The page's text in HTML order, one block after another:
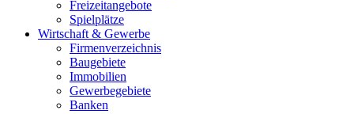
Freizeitangebote
Spielplätze
Wirtschaft & Gewerbe
Firmenverzeichnis
Baugebiete
Immobilien
Gewerbegebiete
Banken